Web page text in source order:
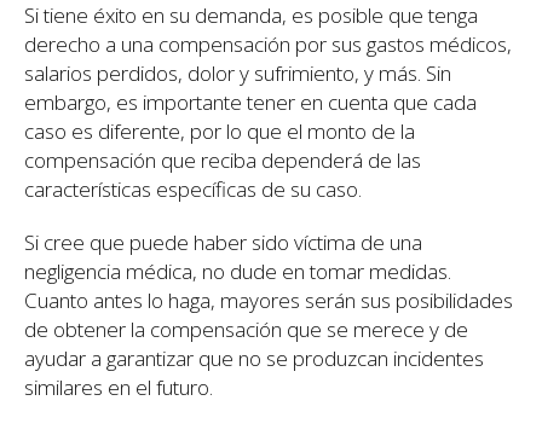
Si tiene éxito en su demanda, es posible que tenga
derecho a una compensación por sus gastos médicos,
salarios perdidos, dolor y sufrimiento, y más. Sin
embargo, es importante tener en cuenta que cada
caso es diferente, por lo que el monto de la
compensación que reciba dependerá de las
características específicas de su caso.
Si cree que puede haber sido víctima de una
negligencia médica, no dude en tomar medidas.
Cuanto antes lo haga, mayores serán sus posibilidades
de obtener la compensación que se merece y de
ayudar a garantizar que no se produzcan incidentes
similares en el futuro.